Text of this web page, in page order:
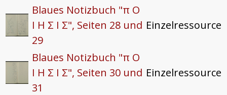
Blaues Notizbuch "π O
I H Σ I Σ", Seiten 28 und
29
Einzelressource
Blaues Notizbuch "π O
I H Σ I Σ", Seiten 30 und
31
Einzelressource